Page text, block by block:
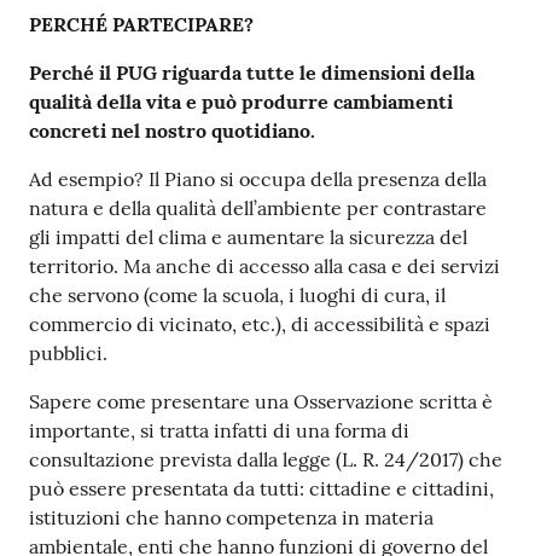
PERCHÉ PARTECIPARE?
Perché il PUG riguarda tutte le dimensioni della
qualità della vita e può produrre cambiamenti
concreti nel nostro quotidiano.
Ad esempio? Il Piano si occupa della presenza della
natura e della qualità dell’ambiente per contrastare
gli impatti del clima e aumentare la sicurezza del
territorio. Ma anche di accesso alla casa e dei servizi
che servono (come la scuola, i luoghi di cura, il
commercio di vicinato, etc.), di accessibilità e spazi
pubblici.
Sapere come presentare una Osservazione scritta è
importante, si tratta infatti di una forma di
consultazione prevista dalla legge (L. R. 24/2017) che
può essere presentata da tutti: cittadine e cittadini,
istituzioni che hanno competenza in materia
ambientale, enti che hanno funzioni di governo del